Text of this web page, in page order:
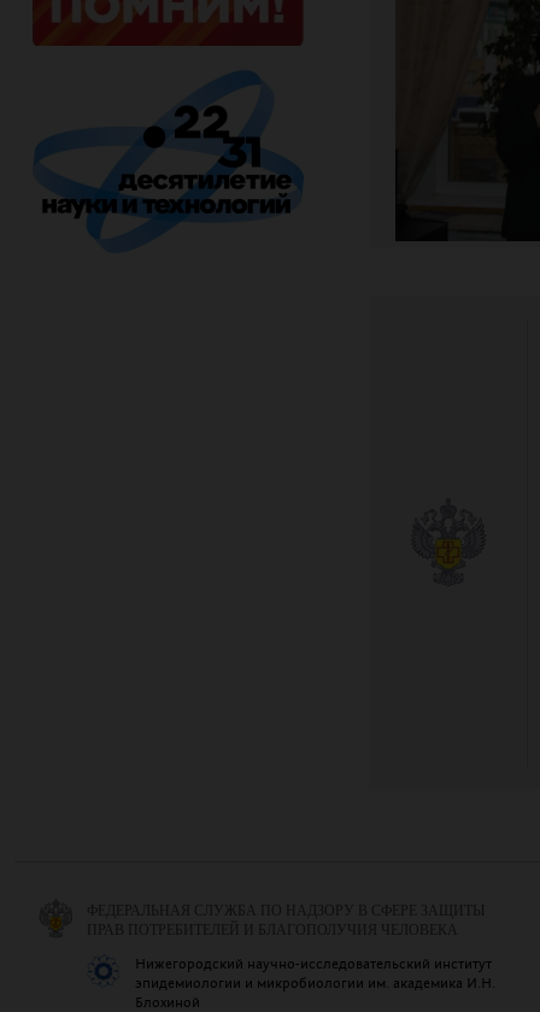
ФЕДЕРАЛЬНАЯ СЛУЖБА ПО НАДЗОРУ В СФЕРЕ ЗАЩИТЫ
ПРАВ ПОТРЕБИТЕЛЕЙ И БЛАГОПОЛУЧИЯ ЧЕЛОВЕКА
Нижегородский научно-исследовательский институт
эпидемиологии и микробиологии им. академика И.Н.
Блохиной